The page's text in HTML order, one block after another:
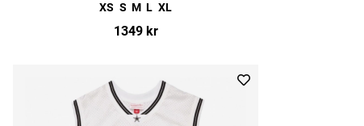
XS S M L XL
1349 kr